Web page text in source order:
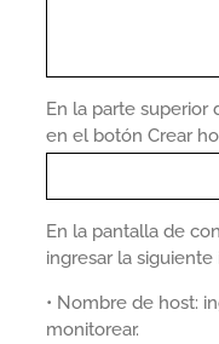
En la parte superior
en el botón Crear
En la pantalla de
ingresar la
• Nombre de host:
monitorear.